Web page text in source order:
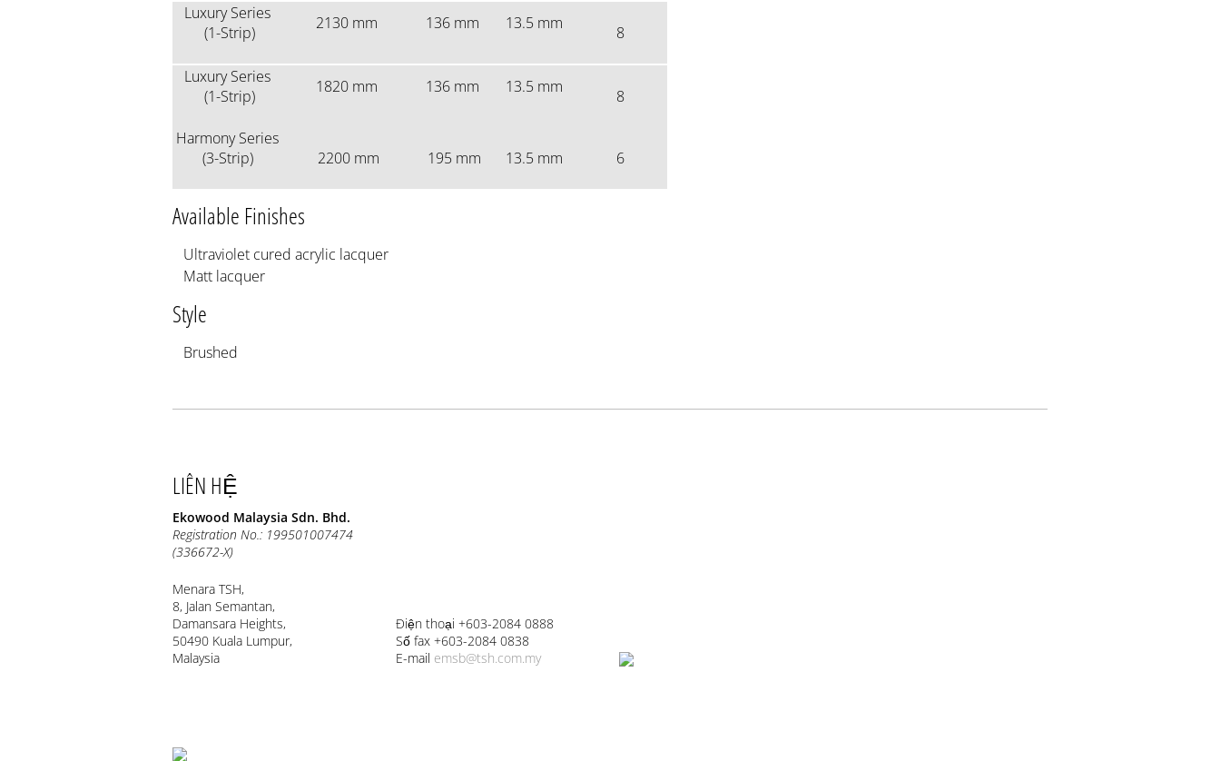
Luxury Series
(1-Strip)
2130 mm 136 mm 13.5 mm 8
Luxury Series
(1-Strip)
1820 mm 136 mm 13.5 mm 8
Harmony Series
(3-Strip)
2200 mm 195 mm 13.5 mm 6
Available Finishes
Ultraviolet cured acrylic lacquer
Matt lacquer
Style
Brushed
LIÊN HỆ
Ekowood Malaysia Sdn. Bhd.
Registration No.: 199501007474
(336672-X)
Menara TSH,
8, Jalan Semantan,
Damansara Heights,
50490 Kuala Lumpur,
Malaysia
Điện thoại +603-2084 0888
Số fax +603-2084 0838
E-mail emsb@tsh.com.my